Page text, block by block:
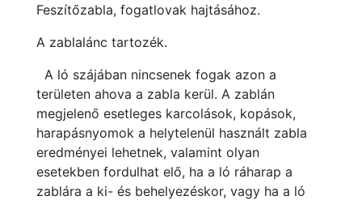
Feszítőzabla, fogatlovak hajtásához.
A zablalánc tartozék.
A ló szájában nincsenek fogak azon a
területen ahova a zabla kerül. A zablán
megjelenő esetleges karcolások, kopások,
harapásnyomok a helytelenül használt zabla
eredményei lehetnek, valamint olyan
esetekben fordulhat elő, ha a ló ráharap a
zablára a ki- és behelyezéskor, vagy ha a ló